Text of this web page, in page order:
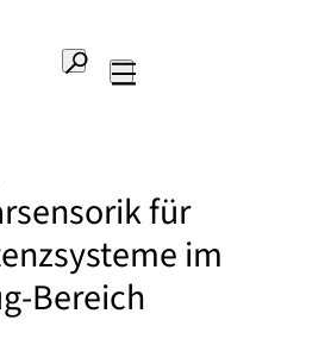
Suche
für
im
Bereich